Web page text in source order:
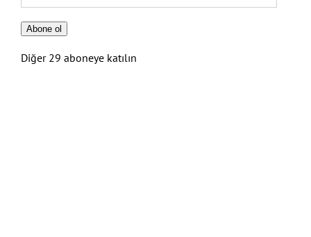
posta
Adresi
Abone ol
Diğer 29 aboneye katılın